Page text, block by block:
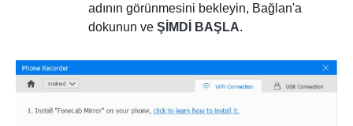
adının görünmesini bekleyin, Bağlan'a
dokunun ve ŞİMDİ BAŞLA.